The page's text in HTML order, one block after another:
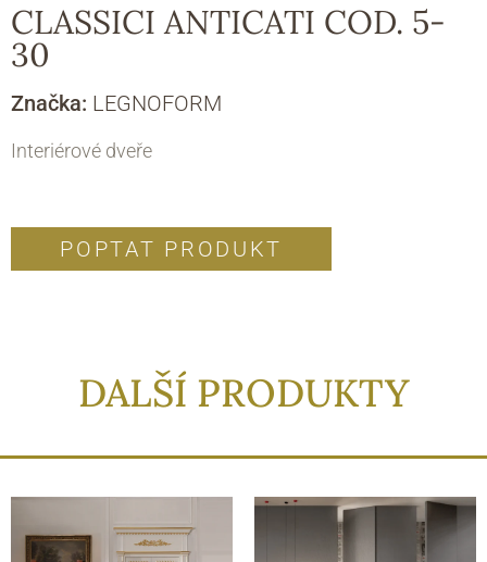
CLASSICI ANTICATI COD. 5-
30
Značka: LEGNOFORM
Interiérové dveře
POPTAT PRODUKT
DALŠÍ PRODUKTY